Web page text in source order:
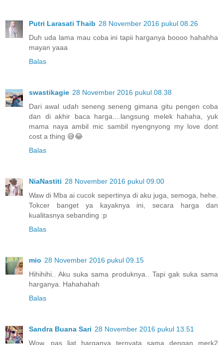
Putri Larasati Thaib 28 November 2016 pukul 08.26
Duh uda lama mau coba ini tapii harganya boooo hahahha
mayan yaaa
Balas
swastikagie 28 November 2016 pukul 08.38
Dari awal udah seneng seneng gimana gitu pengen coba
dan di akhir baca harga....langsung melek hahaha, yuk
mama naya ambil mic sambil nyengnyong my love dont
cost a thing 😅😂
Balas
NiaNastiti 28 November 2016 pukul 09.00
Waw di Mba ai cucok sepertinya di aku juga, semoga, hehe.
Tokcer banget ya kayaknya ini, secara harga dan
kualitasnya sebanding :p
Balas
mio 28 November 2016 pukul 09.15
Hihihihi.. Aku suka sama produknya.. Tapi gak suka sama
harganya. Hahahahah
Balas
Sandra Buana Sari 28 November 2016 pukul 13.51
Wow, pas liat harganya ternyata sama dengan merk2